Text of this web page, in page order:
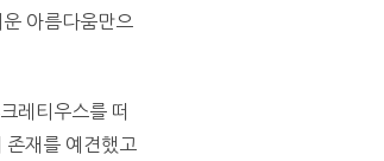
아름다움만으
레티우스를 떠
존재를 예견했고